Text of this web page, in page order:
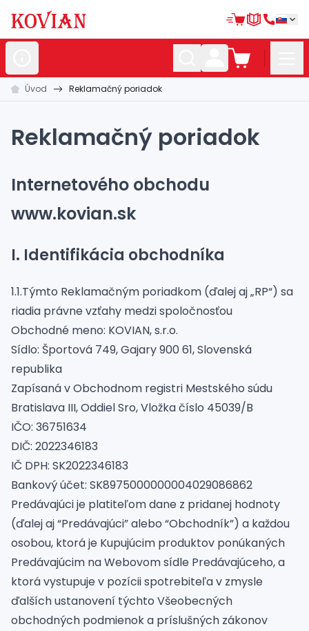
Nerezovépolotovary
Kovanépolotovary
Zábradlia a madlá
systémy
Dom, dielňa, záhrada
Hutníckymateriál
Spojovacímateriál
%Zľava
Úvod Reklamačný poriadok
Reklamačný poriadok
Internetového obchodu
www.kovian.sk
I. Identifikácia obchodníka
1.1.Týmto Reklamačným poriadkom (ďalej aj „RP“) sa
riadia právne vzťahy medzi spoločnosťou
Obchodné meno: KOVIAN, s.r.o.
Sídlo: Športová 749, Gajary 900 61, Slovenská
republika
Zapísaná v Obchodnom registri Mestského súdu
Bratislava III, Oddiel Sro, Vložka číslo 45039/B
IČO: 36751634
DIČ: 2022346183
IČ DPH: SK2022346183
Bankový účet: SK8975000000004029086862
Predávajúci je platiteľom dane z pridanej hodnoty
(ďalej aj “Predávajúci” alebo “Obchodník”) a každou
osobou, ktorá je Kupujúcim produktov ponúkaných
Predávajúcim na Webovom sídle Predávajúceho, a
ktorá vystupuje v pozícii spotrebiteľa v zmysle
ďalších ustanovení týchto Všeobecných
obchodných podmienok a príslušných zákonov